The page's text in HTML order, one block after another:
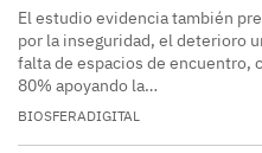
El estudio evidencia también
por la inseguridad, el deterioro
falta de espacios de encuentro,
80% apoyando la…
BIOSFERADIGITAL